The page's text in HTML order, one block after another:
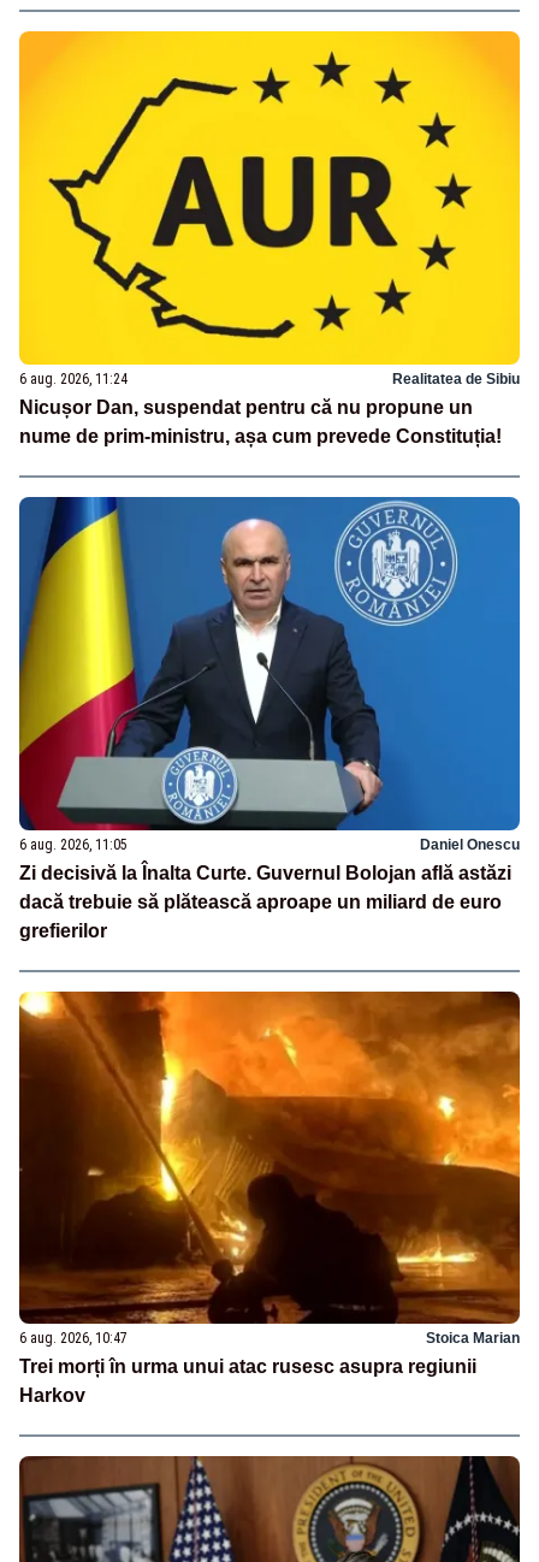
6 aug. 2026, 11:24 Realitatea de Sibiu
Nicușor Dan, suspendat pentru că nu propune un
nume de prim-ministru, așa cum prevede Constituția!
6 aug. 2026, 11:05 Daniel Onescu
Zi decisivă la Înalta Curte. Guvernul Bolojan află astăzi
dacă trebuie să plătească aproape un miliard de euro
grefierilor
6 aug. 2026, 10:47 Stoica Marian
Trei morți în urma unui atac rusesc asupra regiunii
Harkov